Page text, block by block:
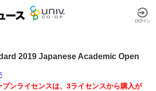
2019 Japanese Academic Open
プンライセンスは、3ライセンスから購入が